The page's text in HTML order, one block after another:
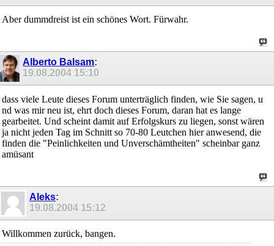
Aber dummdreist ist ein schönes Wort. Fürwahr.
Alberto Balsam:
19.08.2004 15:10
dass viele Leute dieses Forum unterträglich finden, wie Sie sagen, u
nd was mir neu ist, ehrt doch dieses Forum, daran hat es lange
gearbeitet. Und scheint damit auf Erfolgskurs zu liegen, sonst wären
ja nicht jeden Tag im Schnitt so 70-80 Leutchen hier anwesend, die
finden die "Peinlichkeiten und Unverschämtheiten" scheinbar ganz
amüsant
Aleks:
19.08.2004 15:12
Willkommen zurück, bangen.